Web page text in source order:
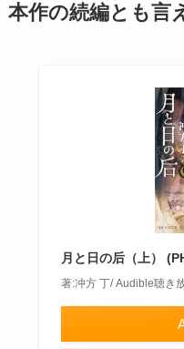
本作の続編とも言
月と日の后（上）
著:冲方 丁/ Audible聴き